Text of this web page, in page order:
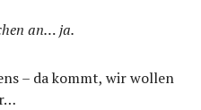
an… ja.
– da kommt, wir wollen